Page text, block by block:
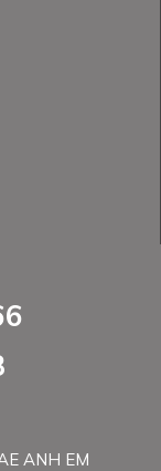
ANH EM